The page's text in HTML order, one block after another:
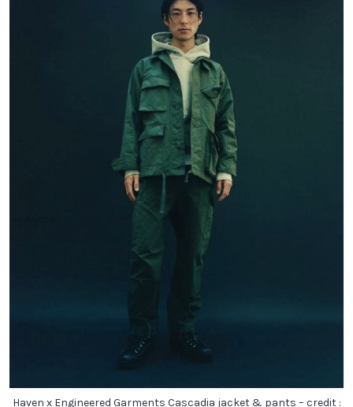
Haven x Engineered Garments Cascadia jacket & pants – credit :